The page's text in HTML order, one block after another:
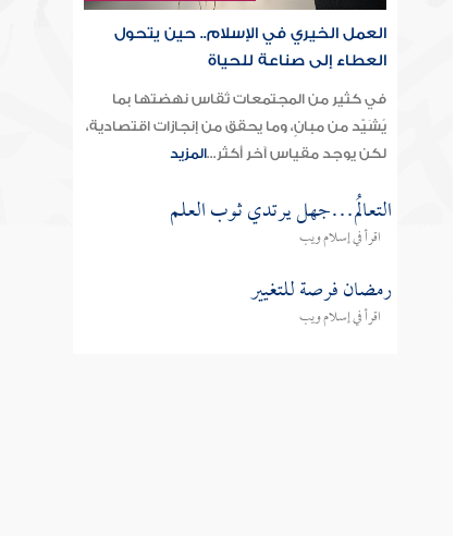
العمل الخيري في الإسلام.. حين يتحول
العطاء إلى صناعة للحياة
في كثير من المجتمعات تُقاس نهضتها بما
يُشَيّد من مبانٍ، وما يحقق من إنجازات اقتصادية،
لكن يوجد مقياس آخر أكثر...المزيد
التعالُم…جهل يرتدي ثوب العلم
اقرأ في إسلام ويب
رمضان فرصة للتغيير
اقرأ في إسلام ويب